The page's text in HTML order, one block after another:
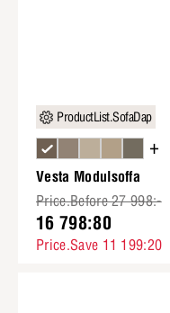
ProductList.SofaDap
+
Vesta Modulsoffa
Price.Before 27 998:-
16 798:80
Price.Save 11 199:20